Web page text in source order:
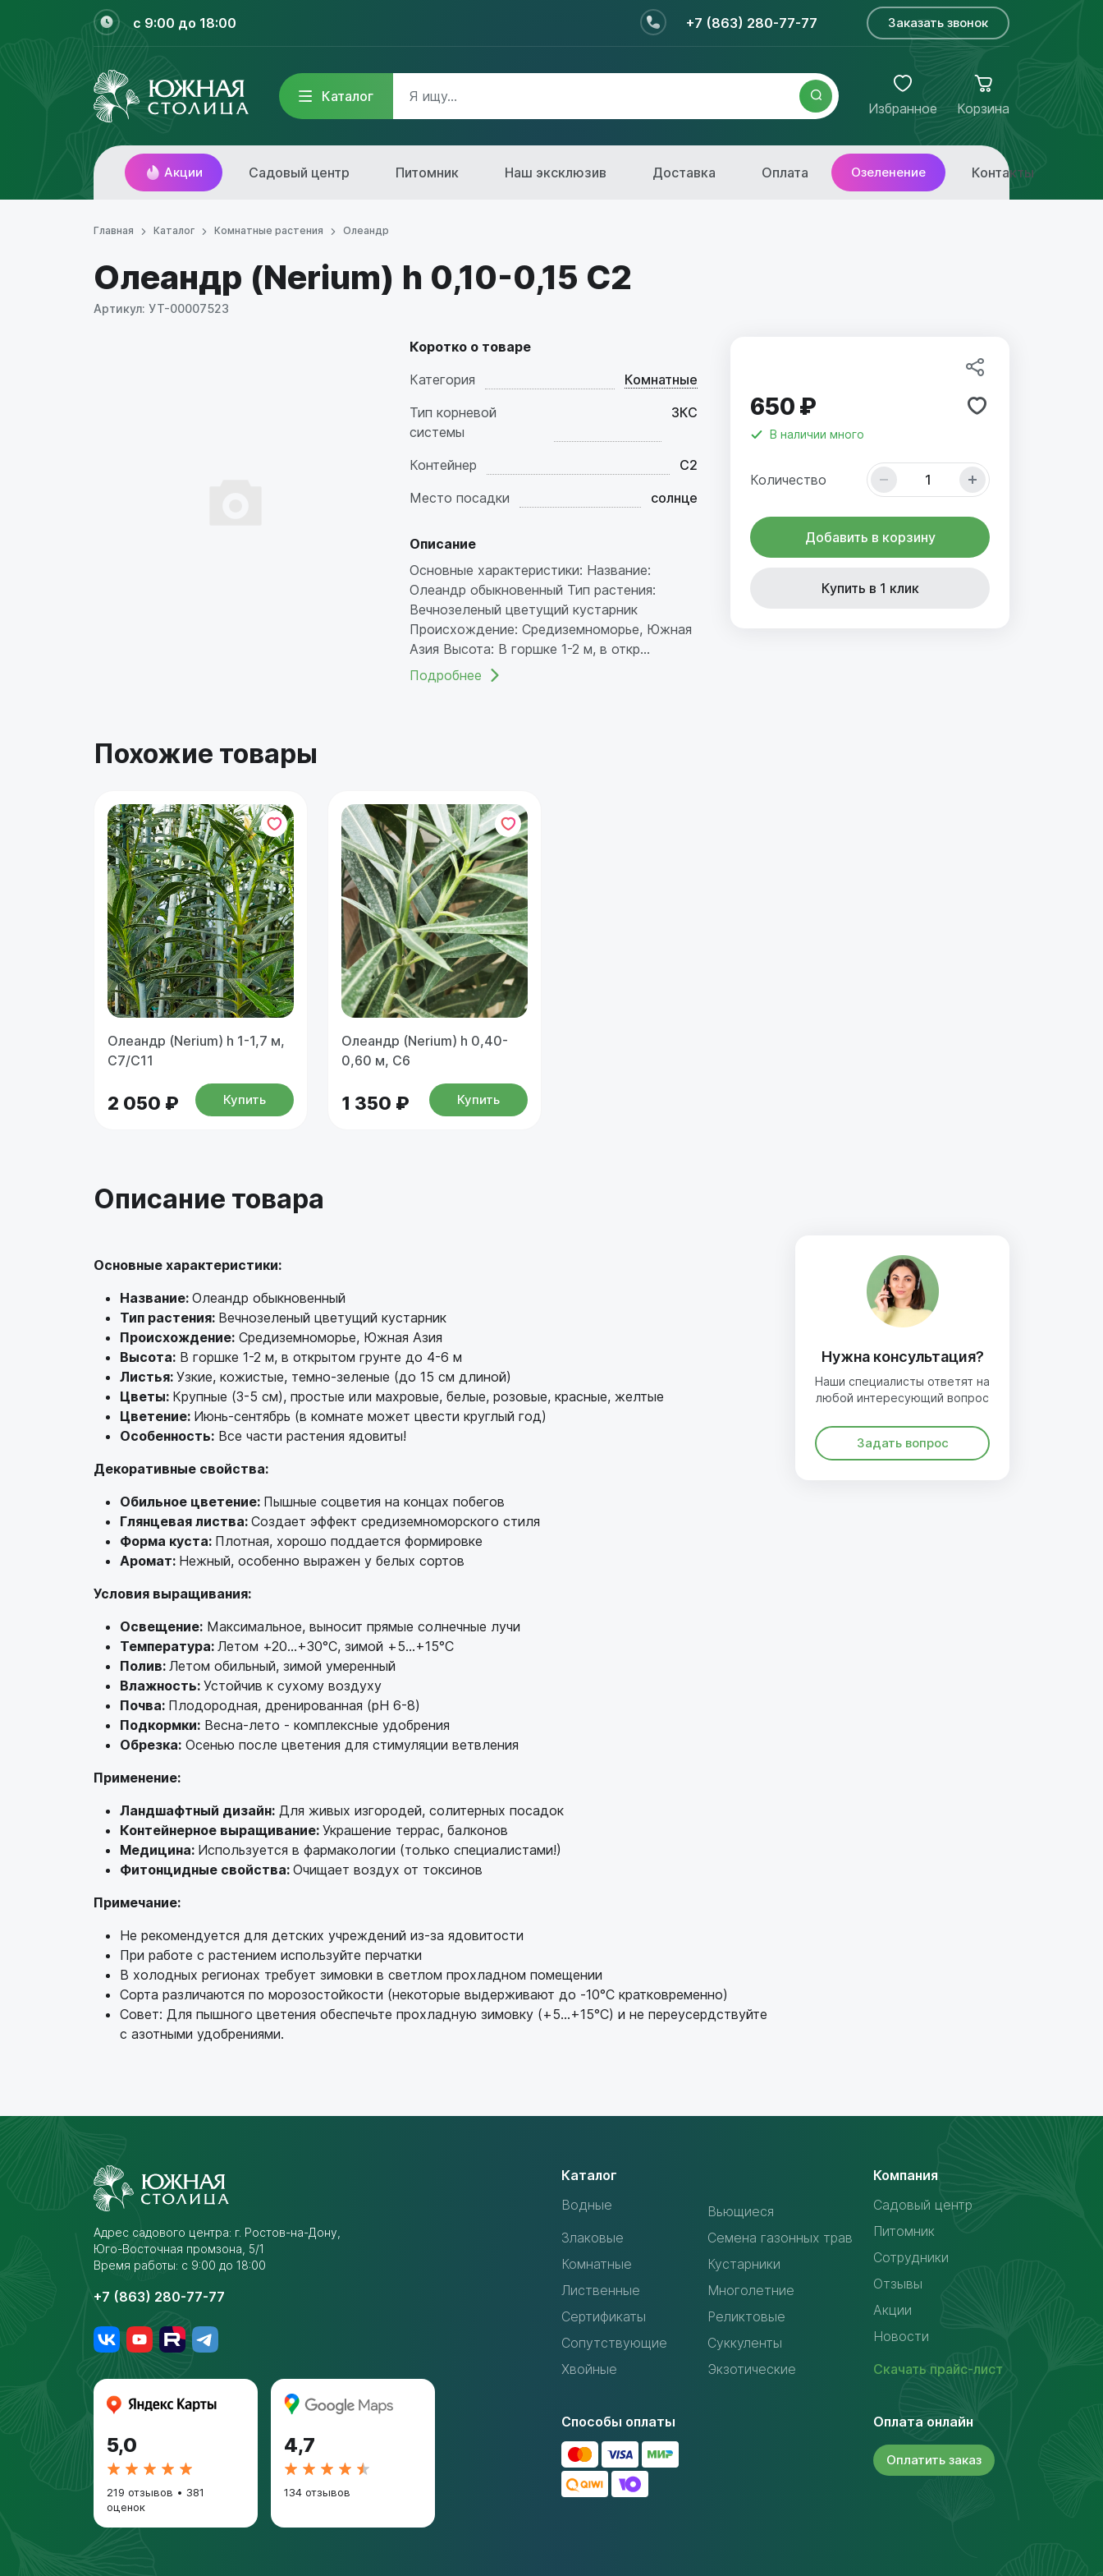
с 9:00 до 18:00 +7 (863) 280-77-77 Заказать звонок
Каталог
Избранное Корзина
Акции Садовый центр Питомник Наш эксклюзив Доставка Оплата Озеленение Контакты
Главная Каталог Комнатные растения Олеандр
Олеандр (Nerium) h 0,10-0,15 С2
Артикул: УТ-00007523
Коротко о товаре
Категория
Комнатные
Тип корневой
системы
ЗКС
Контейнер
C2
Место посадки
солнце
Описание
Основные характеристики: Название:
Олеандр обыкновенный Тип растения:
Вечнозеленый цветущий кустарник
Происхождение: Средиземноморье, Южная
Азия Высота: В горшке 1-2 м, в откр...
Подробнее
650 ₽
В наличии много
Количество
Добавить в корзину
Купить в 1 клик
Похожие товары
Олеандр (Nerium) h 1-1,7 м,
С7/С11
2 050 ₽ Купить
Олеандр (Nerium) h 0,40-
0,60 м, С6
1 350 ₽ Купить
Описание товара
Основные характеристики:
Название: Олеандр обыкновенный
Тип растения: Вечнозеленый цветущий кустарник
Происхождение: Средиземноморье, Южная Азия
Высота: В горшке 1-2 м, в открытом грунте до 4-6 м
Листья: Узкие, кожистые, темно-зеленые (до 15 см длиной)
Цветы: Крупные (3-5 см), простые или махровые, белые, розовые, красные, желтые
Цветение: Июнь-сентябрь (в комнате может цвести круглый год)
Особенность: Все части растения ядовиты!
Декоративные свойства:
Обильное цветение: Пышные соцветия на концах побегов
Глянцевая листва: Создает эффект средиземноморского стиля
Форма куста: Плотная, хорошо поддается формировке
Аромат: Нежный, особенно выражен у белых сортов
Условия выращивания:
Освещение: Максимальное, выносит прямые солнечные лучи
Температура: Летом +20...+30°C, зимой +5...+15°C
Полив: Летом обильный, зимой умеренный
Влажность: Устойчив к сухому воздуху
Почва: Плодородная, дренированная (pH 6-8)
Подкормки: Весна-лето - комплексные удобрения
Обрезка: Осенью после цветения для стимуляции ветвления
Применение:
Ландшафтный дизайн: Для живых изгородей, солитерных посадок
Контейнерное выращивание: Украшение террас, балконов
Медицина: Используется в фармакологии (только специалистами!)
Фитонцидные свойства: Очищает воздух от токсинов
Примечание:
Не рекомендуется для детских учреждений из-за ядовитости
При работе с растением используйте перчатки
В холодных регионах требует зимовки в светлом прохладном помещении
Сорта различаются по морозостойкости (некоторые выдерживают до -10°C кратковременно)
Совет: Для пышного цветения обеспечьте прохладную зимовку (+5...+15°C) и не переусердствуйте
с азотными удобрениями.
Нужна консультация?
Наши специалисты ответят на
любой интересующий вопрос
Задать вопрос
Адрес садового центра: г. Ростов-на-Дону,
Юго-Восточная промзона, 5/1
Время работы: с 9:00 до 18:00
+7 (863) 280-77-77
5,0
219 отзывов • 381
оценок
4,7
134 отзывов
Каталог
Водные
Вьющиеся
Злаковые
Семена газонных трав
Комнатные
Кустарники
Лиственные
Многолетние
Сертификаты
Реликтовые
Сопутствующие
Суккуленты
Хвойные
Экзотические
Компания
Садовый центр
Питомник
Сотрудники
Отзывы
Акции
Новости
Скачать прайс-лист
Способы оплаты Оплата онлайн
Оплатить заказ